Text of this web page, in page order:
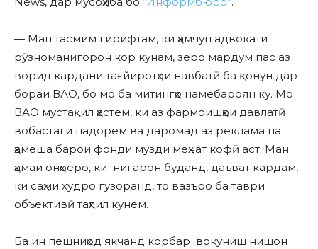
— Ман тасмим гирифтам, ки ҳамчун адвокати
рӯзноманигорон кор кунам, зеро мардум пас аз
ворид кардани тағйиротҳои навбатӣ ба қонун дар
бораи ВАО, бо мо ба митингҳо намебароян ку. Мо
ВАО мустақил ҳастем, ки аз фармоишҳои давлатӣ
вобастаги надорем ва даромад аз реклама на
ҳамеша барои фонди музди меҳнат кофӣ аст. Ман
ҳамаи онҳоеро, ки нигарон буданд, даъват кардам,
ки саҳми худро гузоранд, то вазъро ба таври
объективӣ таҳлил кунем.
Ба ин пешниҳод якчанд корбар вокуниш нишон